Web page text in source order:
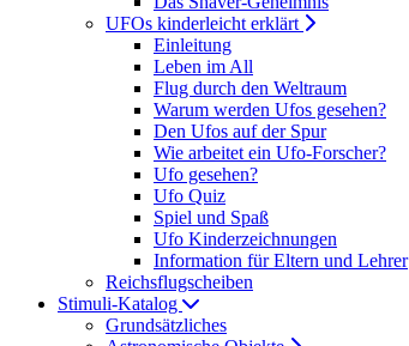
UFOs kinderleicht erklärt
Einleitung
Leben im All
Flug durch den Weltraum
Warum werden Ufos gesehen?
Den Ufos auf der Spur
Wie arbeitet ein Ufo-Forscher?
Ufo gesehen?
Ufo Quiz
Spiel und Spaß
Ufo Kinderzeichnungen
Information für Eltern und Lehrer
Reichsflugscheiben
Stimuli-Katalog
Grundsätzliches